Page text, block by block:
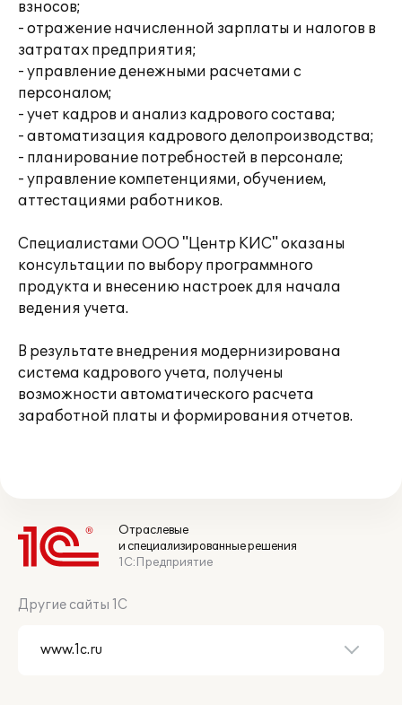
взносов;
- отражение начисленной зарплаты и налогов в
затратах предприятия;
- управление денежными расчетами с
персоналом;
- учет кадров и анализ кадрового состава;
- автоматизация кадрового делопроизводства;
- планирование потребностей в персонале;
- управление компетенциями, обучением,
аттестациями работников.
Специалистами ООО "Центр КИС" оказаны
консультации по выбору программного
продукта и внесению настроек для начала
ведения учета.
В результате внедрения модернизирована
система кадрового учета, получены
возможности автоматического расчета
заработной платы и формирования отчетов.
Отраслевые
и специализированные решения
1С:Предприятие
Другие сайты 1С